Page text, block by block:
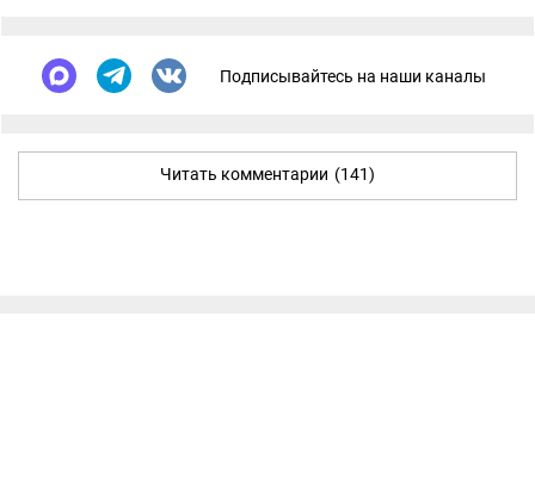
Подписывайтесь на наши каналы
Читать комментарии (141)